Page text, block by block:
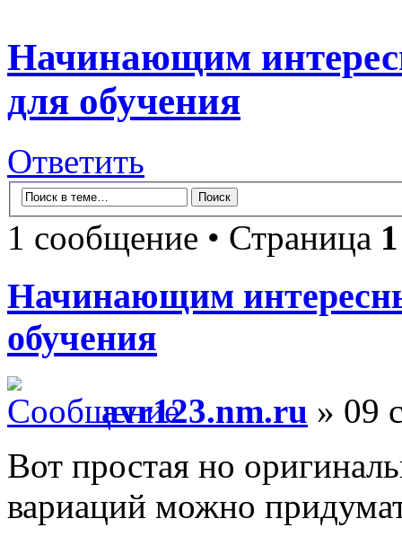
Начинающим
для обучения
Ответить
1 сообщение • Страница 1
Начинающим
обучения
avr123.nm.ru » 09
Вот простая но
вариаций можно